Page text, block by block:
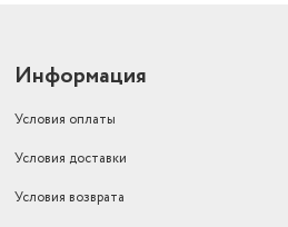
Информация
Условия оплаты
Условия доставки
Условия возврата